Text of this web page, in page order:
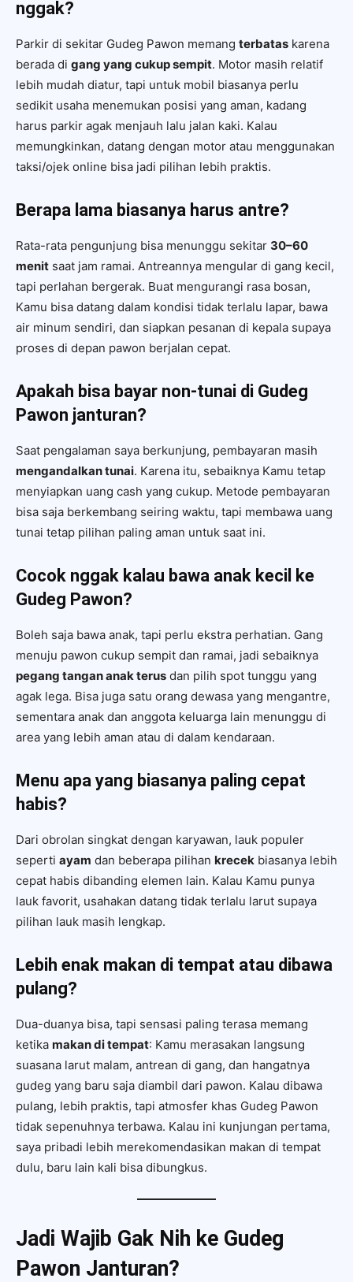
nggak?
Parkir di sekitar Gudeg Pawon memang terbatas karena
berada di gang yang cukup sempit. Motor masih relatif
lebih mudah diatur, tapi untuk mobil biasanya perlu
sedikit usaha menemukan posisi yang aman, kadang
harus parkir agak menjauh lalu jalan kaki. Kalau
memungkinkan, datang dengan motor atau menggunakan
taksi/ojek online bisa jadi pilihan lebih praktis.
Berapa lama biasanya harus antre?
Rata-rata pengunjung bisa menunggu sekitar 30–60
menit saat jam ramai. Antreannya mengular di gang kecil,
tapi perlahan bergerak. Buat mengurangi rasa bosan,
Kamu bisa datang dalam kondisi tidak terlalu lapar, bawa
air minum sendiri, dan siapkan pesanan di kepala supaya
proses di depan pawon berjalan cepat.
Apakah bisa bayar non-tunai di Gudeg
Pawon janturan?
Saat pengalaman saya berkunjung, pembayaran masih
mengandalkan tunai. Karena itu, sebaiknya Kamu tetap
menyiapkan uang cash yang cukup. Metode pembayaran
bisa saja berkembang seiring waktu, tapi membawa uang
tunai tetap pilihan paling aman untuk saat ini.
Cocok nggak kalau bawa anak kecil ke
Gudeg Pawon?
Boleh saja bawa anak, tapi perlu ekstra perhatian. Gang
menuju pawon cukup sempit dan ramai, jadi sebaiknya
pegang tangan anak terus dan pilih spot tunggu yang
agak lega. Bisa juga satu orang dewasa yang mengantre,
sementara anak dan anggota keluarga lain menunggu di
area yang lebih aman atau di dalam kendaraan.
Menu apa yang biasanya paling cepat
habis?
Dari obrolan singkat dengan karyawan, lauk populer
seperti ayam dan beberapa pilihan krecek biasanya lebih
cepat habis dibanding elemen lain. Kalau Kamu punya
lauk favorit, usahakan datang tidak terlalu larut supaya
pilihan lauk masih lengkap.
Lebih enak makan di tempat atau dibawa
pulang?
Dua-duanya bisa, tapi sensasi paling terasa memang
ketika makan di tempat: Kamu merasakan langsung
suasana larut malam, antrean di gang, dan hangatnya
gudeg yang baru saja diambil dari pawon. Kalau dibawa
pulang, lebih praktis, tapi atmosfer khas Gudeg Pawon
tidak sepenuhnya terbawa. Kalau ini kunjungan pertama,
saya pribadi lebih merekomendasikan makan di tempat
dulu, baru lain kali bisa dibungkus.
Jadi Wajib Gak Nih ke Gudeg
Pawon Janturan?